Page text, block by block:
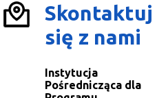
Skontaktuj
się z nami
Instytucja
Pośrednicząca dla